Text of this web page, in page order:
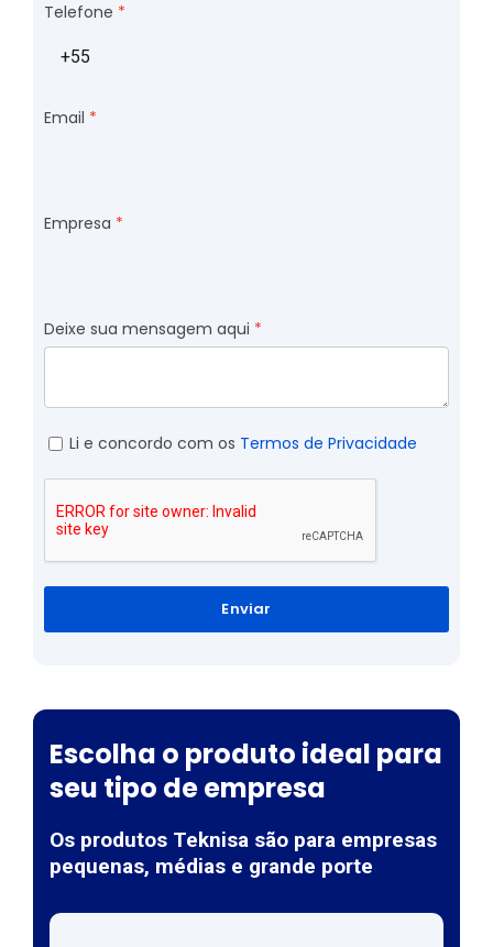
Telefone
Email
Empresa
Deixe sua mensagem aqui
Li e concordo com os Termos de Privacidade
Enviar
Escolha o produto ideal para
seu tipo de empresa
Os produtos Teknisa são para empresas
pequenas, médias e grande porte